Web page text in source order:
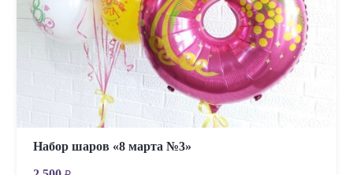
Набор шаров «8 марта №3»